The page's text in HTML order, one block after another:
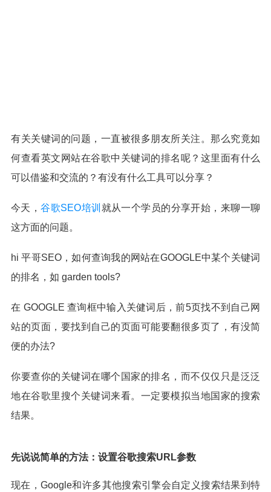
有关关键词的问题，一直被很多朋友所关注。 那么究竟如
何查看英文网站在谷歌中关键词的排名呢？这里面有什么
可以借鉴和交流的？有没有什么工具可以分享？
今天，谷歌SEO培训 就从一个学员的分享开始，来聊一聊
这方面的问题。
hi 平哥SEO，如何查询我的网站在GOOGLE中某个关键词
的排名，如 garden tools?
在 GOOGLE 查询框中输入关健词后，前5页找不到自己网
站的页面，要找到自己的页面可能要翻很多页了，有没简
便的办法?
你要查你的关键词在哪个国家的排名，而不仅仅只是泛泛
地在谷歌里搜个关键词来看。一定要模拟当地国家的搜索
结果。
先说说简单的方法：设置谷歌搜索URL参数
现在，Google和许多其他搜索引擎会自定义搜索结果到特